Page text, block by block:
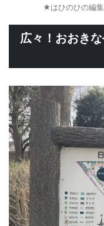
★はひのひの編
広々！おおき